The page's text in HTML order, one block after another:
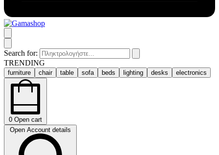
Search for:
TRENDING
furniture chair table sofa beds lighting desks electronics
0 Open cart
Open Account details